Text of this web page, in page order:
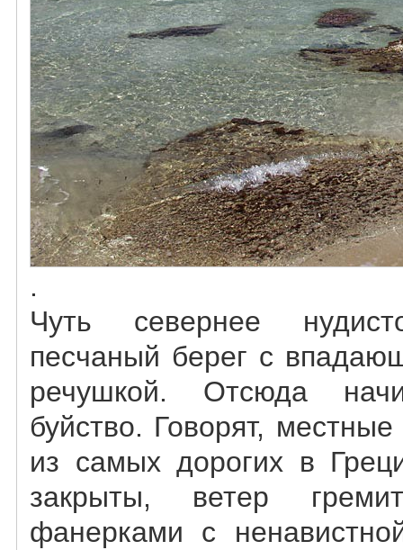
.
Чуть севернее
песчаный берег с
речушкой. Отсюда
буйство. Говорят,
из самых дорогих в
закрыты, ветер
фанерками с